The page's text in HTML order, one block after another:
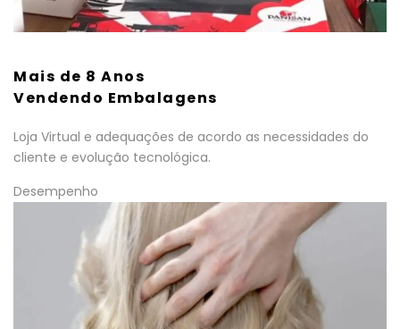
Mais de 8 Anos
Vendendo Embalagens
Loja Virtual e adequações de acordo as necessidades do
cliente e evolução tecnológica.
Desempenho